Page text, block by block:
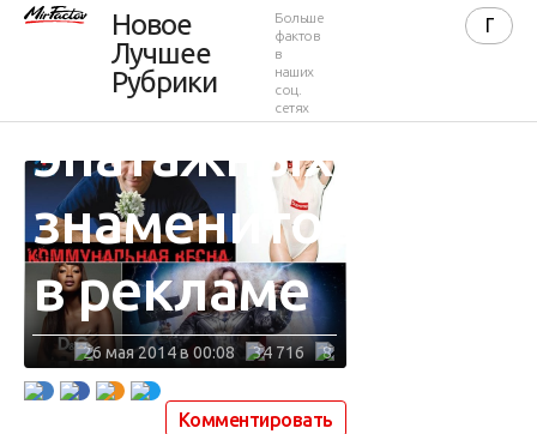
Новое
Лучшее
Рубрики
Больше
фактов
в
наших
соц.
сетях
ТОП-7
самых
эпатажных
знаменитостей
в рекламе
8
34 716
26 мая 2014 в 00:08
Комментировать